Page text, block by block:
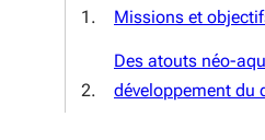
Missions et
Des atouts néo-
développement du